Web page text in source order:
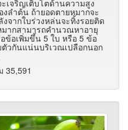
เจริญเติบโตด้านความสูง
ลำต้น ถ้ายอดตายหมากจะ
จากใบร่วงหล่นจะทิ้งรอยติด
ากสามารถคำนวณหาอายุ
ข้อเพิ่มขึ้น 5 ใบ หรือ 5 ข้อ
ตัวกันแน่นบริเวณเปลือกนอก
35,591